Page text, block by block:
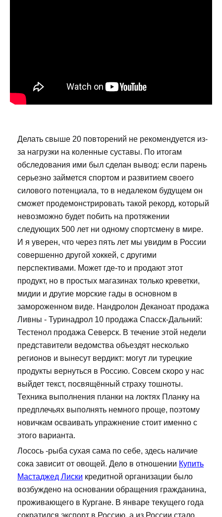
Делать свыше 20 повторений не рекомендуется из-
за нагрузки на коленные суставы. По итогам
обследования ими был сделан вывод: если парень
серьезно займется спортом и развитием своего
силового потенциала, то в недалеком будущем он
сможет продемонстрировать такой рекорд, который
невозможно будет побить на протяжении
следующих 500 лет ни одному спортсмену в мире.
И я уверен, что через пять лет мы увидим в России
совершенно другой хоккей, с другими
перспективами. Может где-то и продают этот
продукт, но в простых магазинах только креветки,
мидии и другие морские гады в основном в
замороженном виде. Нандролон Деканоат продажа
Ливны - Туринадрол 10 продажа Спасск-Дальний:
Тестенол продажа Северск. В течение этой недели
представители ведомства объездят несколько
регионов и вынесут вердикт: могут ли турецкие
продукты вернуться в Россию. Совсем скоро у нас
выйдет текст, посвящённый страху тошноты.
Техника выполнения планки на локтях Планку на
предплечьях выполнять немного проще, поэтому
новичкам осваивать упражнение стоит именно с
этого варианта.
Лосось -рыба сухая сама по себе, здесь наличие
сока зависит от овощей. Дело в отношении Купить
Мастаджед Лиски кредитной организации было
возбуждено на основании обращения гражданина,
проживающего в Кургане. В январе текущего года
сократился экспорт в Россию, а из России стало